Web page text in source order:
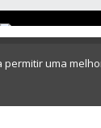
CARRINHO
Desenvolvido por
permitir uma